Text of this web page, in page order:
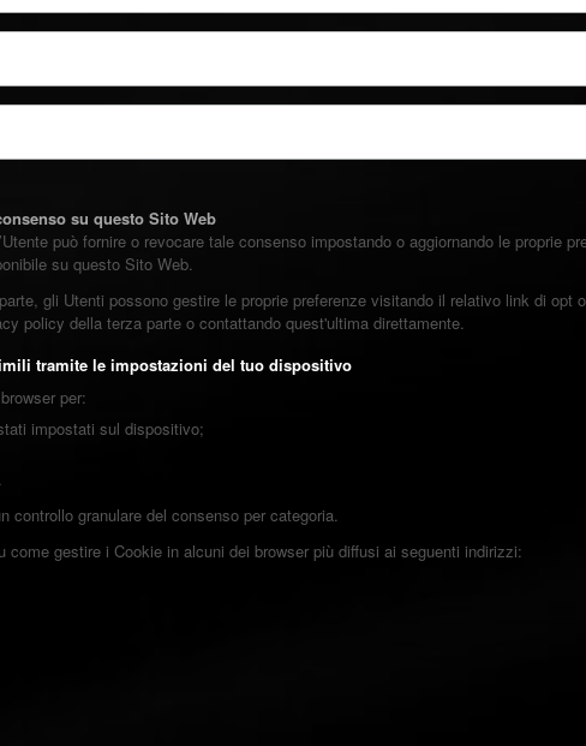
su questo Sito Web
può fornire o revocare tale consenso impostando o aggiornando le proprie
su questo Sito Web.
gli Utenti possono gestire le proprie preferenze visitando il relativo link di opt
policy della terza parte o contattando quest'ultima direttamente.
tramite le impostazioni del tuo dispositivo
per:
impostati sul dispositivo;
controllo granulare del consenso per categoria.
gestire i Cookie in alcuni dei browser più diffusi ai seguenti indirizzi: